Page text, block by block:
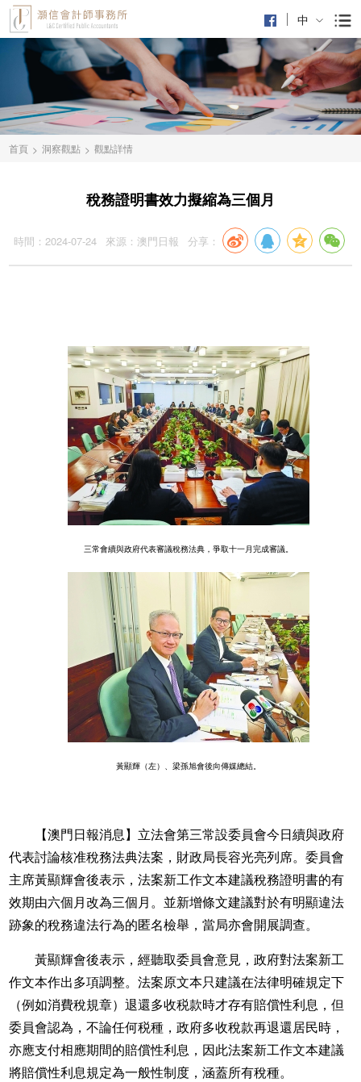
中
首頁 > 洞察觀點 > 觀點詳情
稅務證明書效力擬縮為三個月
時間：2024-07-24 來源：澳門日報 分享：
三常會續與政府代表審議稅務法典，爭取十一月完成審議。
黃顯輝（左）、梁孫旭會後向傳媒總結。
【澳門日報消息】立法會第三常設委員會今日續與政府
代表討論核准稅務法典法案，財政局長容光亮列席。委員會
主席黃顯輝會後表示，法案新工作文本建議稅務證明書的有
效期由六個月改為三個月。並新增條文建議對於有明顯違法
跡象的稅務違法行為的匿名檢舉，當局亦會開展調查。
黃顯輝會後表示，經聽取委員會意見，政府對法案新工
作文本作出多項調整。法案原文本只建議在法律明確規定下
（例如消費稅規章）退還多收税款時才存有賠償性利息，但
委員會認為，不論任何税種，政府多收稅款再退還居民時，
亦應支付相應期間的賠償性利息，因此法案新工作文本建議
將賠償性利息規定為一般性制度，涵蓋所有稅種。